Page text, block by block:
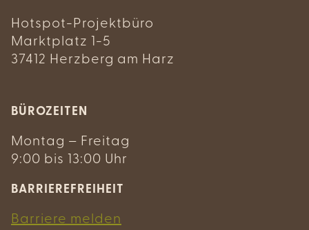
Hotspot-Projektbüro
Marktplatz 1-5
37412 Herzberg am Harz
BÜROZEITEN
Montag – Freitag
9:00 bis 13:00 Uhr
BARRIEREFREIHEIT
Barriere melden